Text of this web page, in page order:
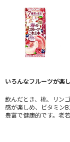
いろんなフルーツが楽
飲んだとき、桃、リン
感が楽しめ、ビタミン
豊富で健康的です。老